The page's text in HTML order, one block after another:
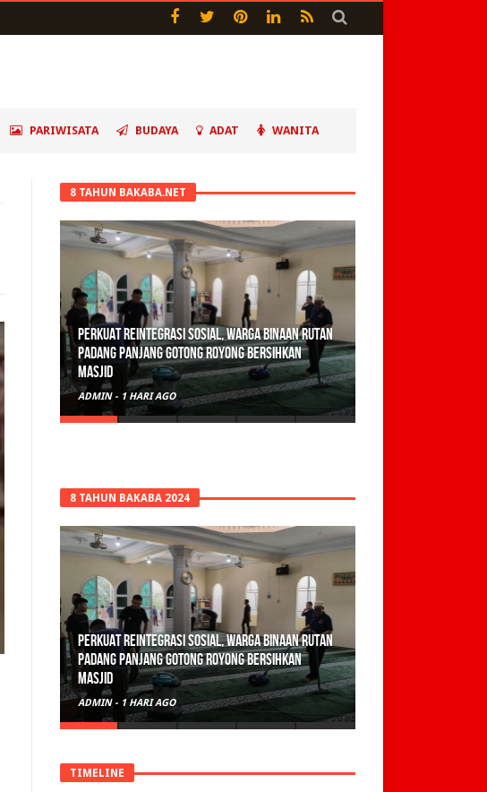
PARIWISATA BUDAYA ADAT WANITA
8 TAHUN BAKABA.NET
Perkuat Reintegrasi Sosial, Warga Binaan Rutan
Padang Panjang Gotong Royong Bersihkan
Masjid
ADMIN - 1 HARI AGO
8 TAHUN BAKABA 2024
Perkuat Reintegrasi Sosial, Warga Binaan Rutan
Padang Panjang Gotong Royong Bersihkan
Masjid
ADMIN - 1 HARI AGO
TIMELINE